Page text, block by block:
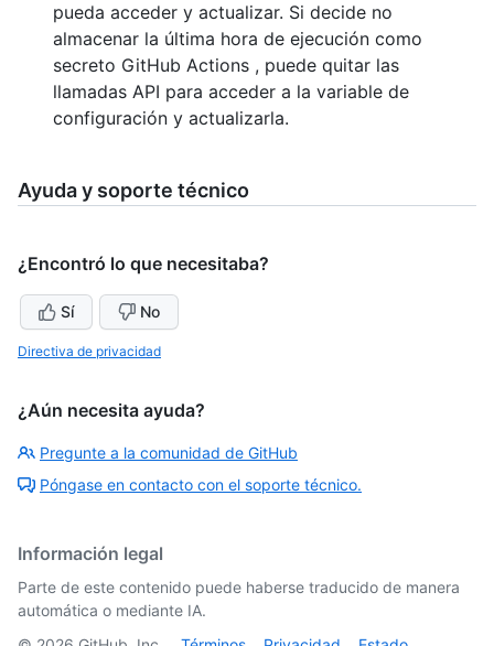
pueda acceder y actualizar. Si decide no
almacenar la última hora de ejecución como
secreto GitHub Actions , puede quitar las
llamadas API para acceder a la variable de
configuración y actualizarla.
Ayuda y soporte técnico
¿Encontró lo que necesitaba?
Sí No
Directiva de privacidad
¿Aún necesita ayuda?
Pregunte a la comunidad de GitHub
Póngase en contacto con el soporte técnico.
Información legal
Parte de este contenido puede haberse traducido de manera
automática o mediante IA.